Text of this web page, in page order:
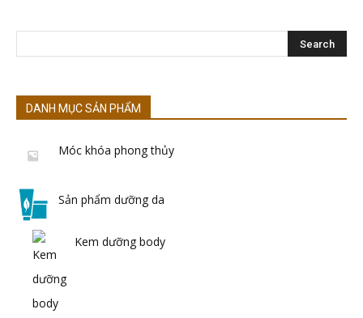
DANH MỤC SẢN PHẨM
Móc khóa phong thủy
Sản phẩm dưỡng da
Kem dưỡng body